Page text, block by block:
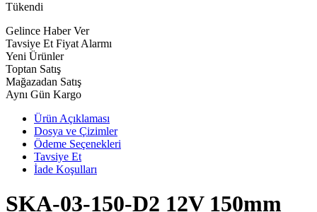
Tükendi
Gelince Haber Ver
Tavsiye Et Fiyat Alarmı
Yeni Ürünler
Toptan Satış
Mağazadan Satış
Aynı Gün Kargo
Ürün Açıklaması
Dosya ve Çizimler
Ödeme Seçenekleri
Tavsiye Et
İade Koşulları
SKA-03-150-D2 12V 150mm